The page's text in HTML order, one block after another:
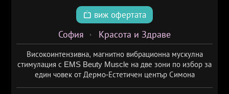
виж офертата
София Красота и Здраве
Високоинтензивна, магнитно вибрационна мускулна
стимулация с EMS Beuty Musclе на две зони по избор за
един човек от Дермо-Естетичен център Симона